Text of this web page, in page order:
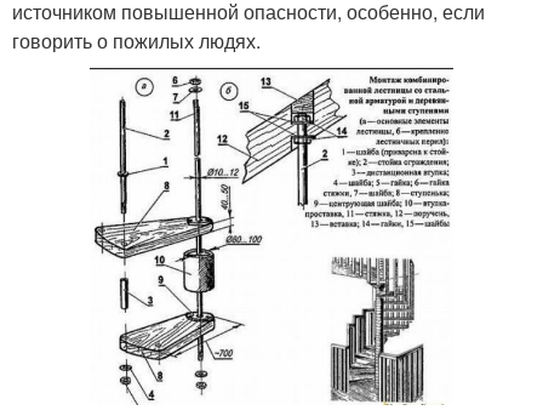
источником повышенной опасности, особенно, если
говорить о пожилых людях.